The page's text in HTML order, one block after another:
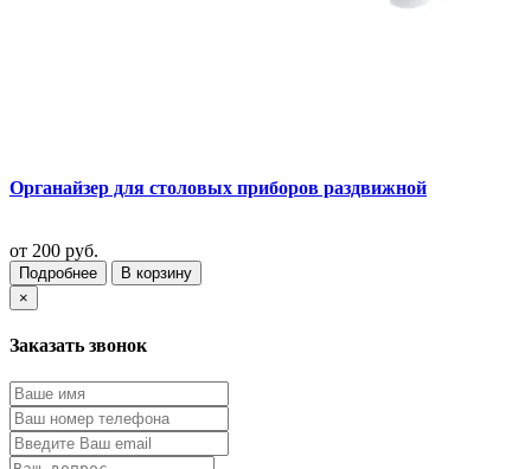
Органайзер для столовых приборов раздвижной
от 200 руб.
Подробнее
В корзину
×
Заказать звонок